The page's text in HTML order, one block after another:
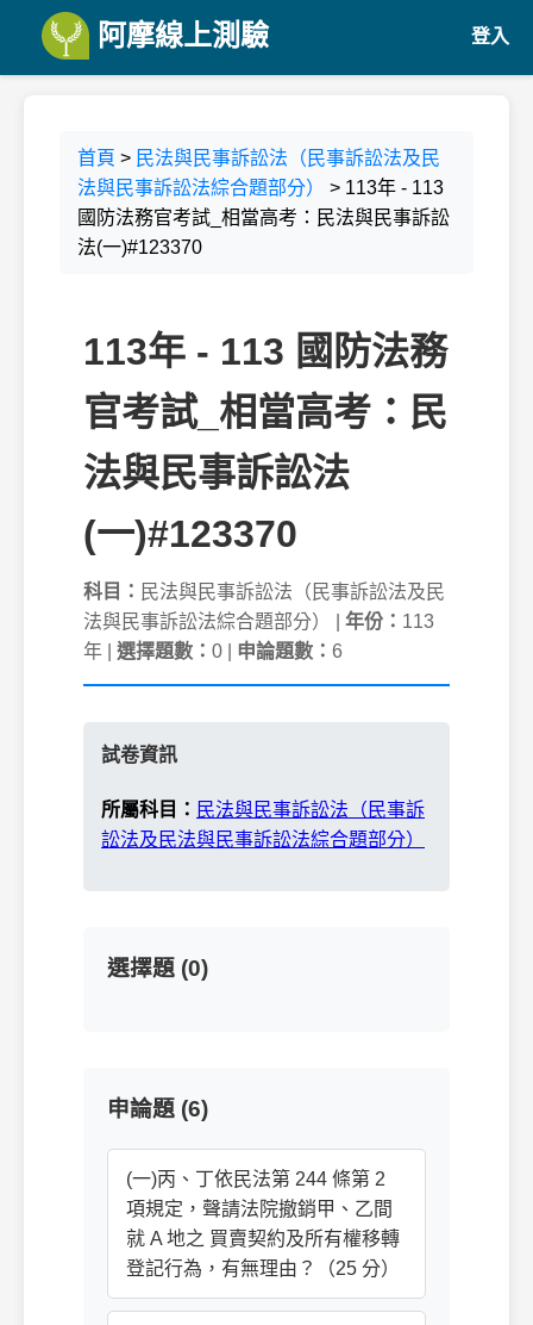
阿摩線上測驗 登入
首頁 > 民法與民事訴訟法（民事訴訟法及民
法與民事訴訟法綜合題部分）
> 113年 - 113
國防法務官考試_相當高考：民法與民事訴訟
法(一)#123370
113年 - 113 國防法務
官考試_相當高考：民
法與民事訴訟法
(一)#123370
科目： 民法與民事訴訟法（民事訴訟法及民
法與民事訴訟法綜合題部分） | 年份： 113
年 | 選擇題數： 0 | 申論題數： 6
試卷資訊
所屬科目： 民法與民事訴訟法（民事訴
訟法及民法與民事訴訟法綜合題部分）
選擇題 (0)
申論題 (6)
(一)丙、丁依民法第 244 條第 2
項規定，聲請法院撤銷甲、乙間
就 A 地之 買賣契約及所有權移轉
登記行為，有無理由？（25 分）